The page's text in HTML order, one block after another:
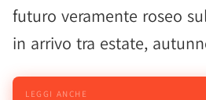
futuro veramente roseo
in arrivo tra estate,